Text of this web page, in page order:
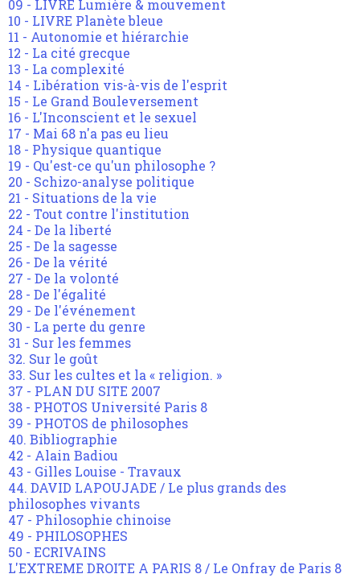
09 - LIVRE Lumière & mouvement
10 - LIVRE Planète bleue
11 - Autonomie et hiérarchie
12 - La cité grecque
13 - La complexité
14 - Libération vis-à-vis de l'esprit
15 - Le Grand Bouleversement
16 - L'Inconscient et le sexuel
17 - Mai 68 n'a pas eu lieu
18 - Physique quantique
19 - Qu'est-ce qu'un philosophe ?
20 - Schizo-analyse politique
21 - Situations de la vie
22 - Tout contre l'institution
24 - De la liberté
25 - De la sagesse
26 - De la vérité
27 - De la volonté
28 - De l'égalité
29 - De l'événement
30 - La perte du genre
31 - Sur les femmes
32. Sur le goût
33. Sur les cultes et la « religion. »
37 - PLAN DU SITE 2007
38 - PHOTOS Université Paris 8
39 - PHOTOS de philosophes
40. Bibliographie
42 - Alain Badiou
43 - Gilles Louise - Travaux
44. DAVID LAPOUJADE / Le plus grands des
philosophes vivants
47 - Philosophie chinoise
49 - PHILOSOPHES
50 - ECRIVAINS
L'EXTREME DROITE A PARIS 8 / Le Onfray de Paris 8